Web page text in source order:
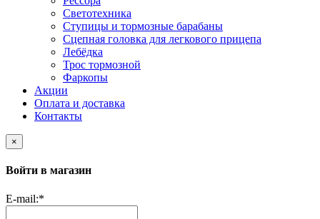
Светотехника
Ступицы и тормозные барабаны
Сцепная головка для легкового прицепа
Лебёдка
Трос тормозной
Фаркопы
Акции
Оплата и доставка
Контакты
×
Войти в магазин
E-mail:*